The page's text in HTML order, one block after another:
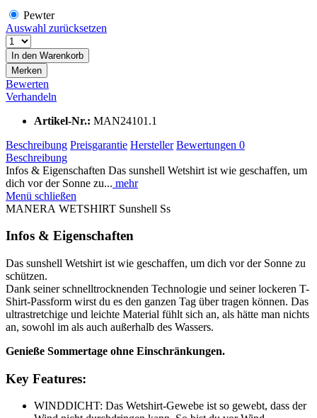
Pewter
Auswahl zurücksetzen
In den Warenkorb
Merken
Bewerten
Verhandeln
Artikel-Nr.: MAN24101.1
Beschreibung Preisgarantie Hersteller Bewertungen 0
Beschreibung
Infos & Eigenschaften Das sunshell Wetshirt ist wie geschaffen, um
dich vor der Sonne zu... mehr
Menü schließen
MANERA WETSHIRT Sunshell Ss
Infos & Eigenschaften
Das sunshell Wetshirt ist wie geschaffen, um dich vor der Sonne zu
schützen.
Dank seiner schnelltrocknenden Technologie und seiner lockeren T-
Shirt-Passform wirst du es den ganzen Tag über tragen können. Das
ultrastretchige und leichte Material fühlt sich an, als hätte man nichts
an, sowohl im als auch außerhalb des Wassers.
Genieße Sommertage ohne Einschränkungen.
Key Features:
WINDDICHT: Das Wetshirt-Gewebe ist so gewebt, dass der